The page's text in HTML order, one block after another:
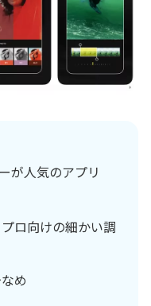
が人気のアプリ
ロ向けの細かい調
め